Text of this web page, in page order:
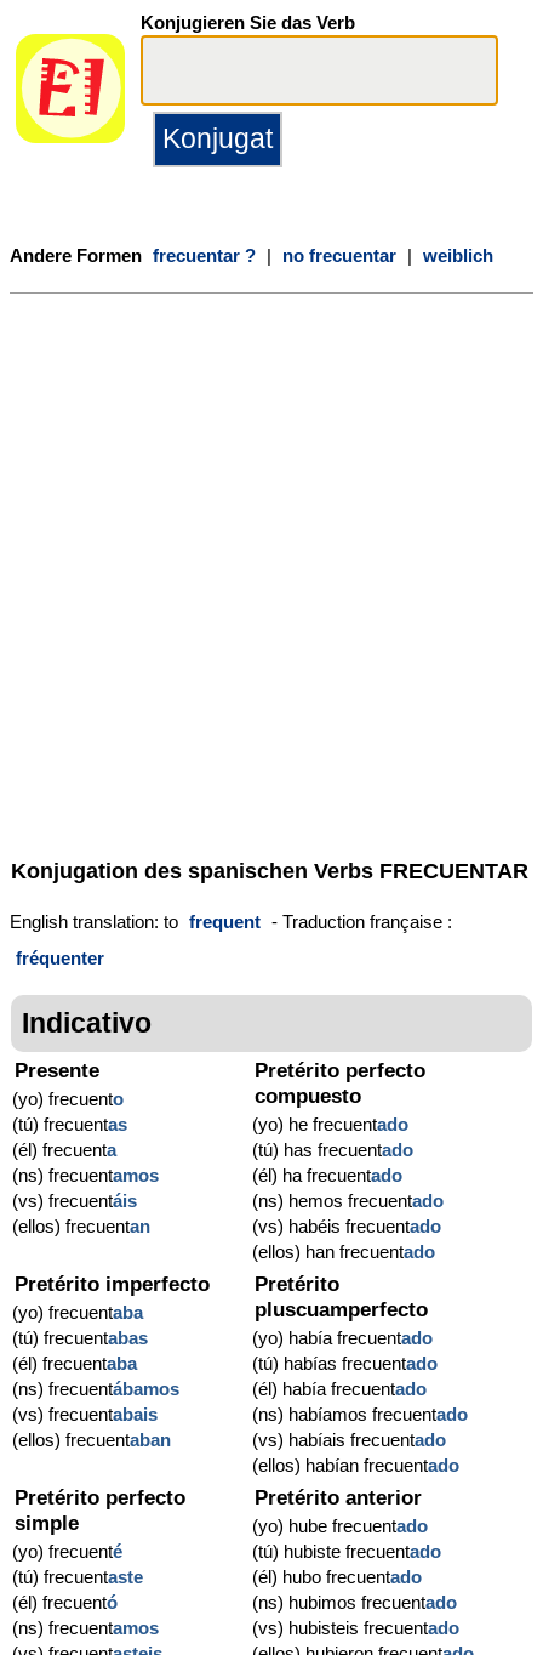
Konjugieren Sie das Verb
Andere Formen frecuentar ? | no frecuentar | weiblich
Konjugation des spanischen Verbs FRECUENTAR
English translation: to frequent - Traduction française :
fréquenter
Indicativo
Presente
(yo) frecuento
(tú) frecuentas
(él) frecuenta
(ns) frecuentamos
(vs) frecuentáis
(ellos) frecuentan
Pretérito perfecto
compuesto
(yo) he frecuentado
(tú) has frecuentado
(él) ha frecuentado
(ns) hemos frecuentado
(vs) habéis frecuentado
(ellos) han frecuentado
Pretérito imperfecto
(yo) frecuentaba
(tú) frecuentabas
(él) frecuentaba
(ns) frecuentábamos
(vs) frecuentabais
(ellos) frecuentaban
Pretérito
pluscuamperfecto
(yo) había frecuentado
(tú) habías frecuentado
(él) había frecuentado
(ns) habíamos frecuentado
(vs) habíais frecuentado
(ellos) habían frecuentado
Pretérito perfecto
simple
(yo) frecuenté
(tú) frecuentaste
(él) frecuentó
(ns) frecuentamos
Pretérito anterior
(yo) hube frecuentado
(tú) hubiste frecuentado
(él) hubo frecuentado
(ns) hubimos frecuentado
(vs) hubisteis frecuentado